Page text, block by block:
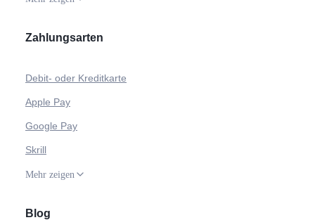
Zahlungsarten
Debit- oder Kreditkarte
Apple Pay
Google Pay
Skrill
Mehr zeigen
Blog